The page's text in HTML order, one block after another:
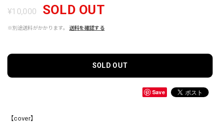
¥10,000 SOLD OUT
※別途送料がかかります。 送料を確認する
SOLD OUT
Save
【cover】